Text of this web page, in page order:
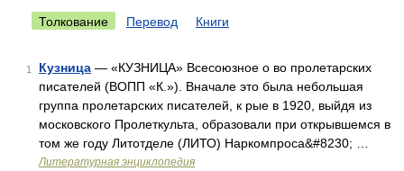
Толкование Перевод Книги
1 Кузница — «КУЗНИЦА» Всесоюзное о во пролетарских
писателей (ВОПП «К.»). Вначале это была небольшая
группа пролетарских писателей, к рые в 1920, выйдя из
московского Пролеткульта, образовали при открывшемся в
том же году Литотделе (ЛИТО) Наркомпроса&#8230; …
Литературная энциклопедия